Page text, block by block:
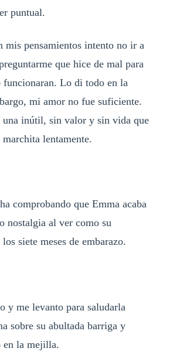
puntual.
mis pensamientos intento no ir a
que hice de mal para
funcionaran. Lo di todo en la
mi amor no fue suficiente.
una inútil, sin valor y sin vida que
marchita lentamente.
comprobando que Emma acaba
nostalgia al ver como su
siete meses de embarazo.
y me levanto para saludarla
sobre su abultada barriga y
en la mejilla.